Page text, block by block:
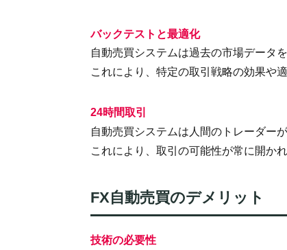
バックテストと最適化
自動売買システムは過去の市場データ
これにより、特定の取引戦略の効果や
24時間取引
自動売買システムは人間のトレーダー
これにより、取引の可能性が常に開かれ
FX自動売買のデメリット
技術の必要性